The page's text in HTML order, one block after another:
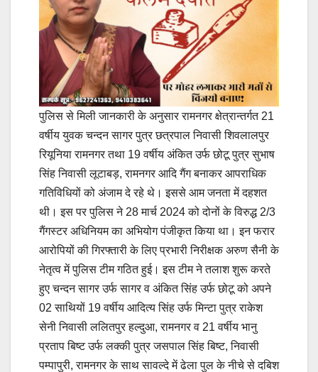
पुलिस से मिली जानकारी के अनुसार रामनगर क्षेत्रान्तर्गत 21
वर्षीय युवक चन्दन सागर पुत्र छत्रपाल निवासी शिवलालपुर
रियूनिया रामनगर तथा 19 वर्षीय अंकित उर्फ छोटू पुत्र सुभाष
सिंह निवासी लूटाबड़, रामनगर आदि गैंग बनाकर आपराधिक
गतिविधियों को अंजाम दे रहे थे। इससे आम जनता में दहशत
थी। इस पर पुलिस ने 28 मार्च 2024 को दोनों के विरुद्ध 2/3
गैंगस्टर अधिनियम का अभियोग पंजीकृत किया था। इन फरार
आरोपियों की गिरफ्तारी के लिए प्रभारी निरीक्षक अरुण सैनी के
नेतृत्व में पुलिस टीम गठित हुई। इस टीम ने तलाश शुरू करते
हुए चन्दन सागर उर्फ सागर व अंकित सिंह उर्फ छोटू को अपने
02 साथियों 19 वर्षीय आदित्य सिंह उर्फ मिन्टा पुत्र राकेश
सेनी निवासी ललितपुर हल्दुआ, रामनगर व 21 वर्षीय भानु
प्रताप बिष्ट उर्फ लक्की पुत्र जसपाल सिंह बिष्ट, निवासी
पम्पापुरी, रामनगर के साथ सावल्दे में ढेला पुल के नीचे से दबिश